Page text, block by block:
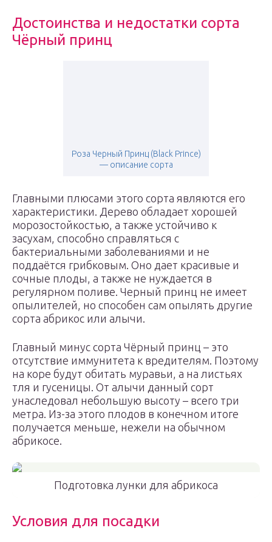
Достоинства и недостатки сорта
Чёрный принц
Роза Черный Принц (Black Prince)
— описание сорта
Главными плюсами этого сорта являются его
характеристики. Дерево обладает хорошей
морозостойкостью, а также устойчиво к
засухам, способно справляться с
бактериальными заболеваниями и не
поддаётся грибковым. Оно дает красивые и
сочные плоды, а также не нуждается в
регулярном поливе. Черный принц не имеет
опылителей, но способен сам опылять другие
сорта абрикос или алычи.
Главный минус сорта Чёрный принц – это
отсутствие иммунитета к вредителям. Поэтому
на коре будут обитать муравьи, а на листьях
тля и гусеницы. От алычи данный сорт
унаследовал небольшую высоту – всего три
метра. Из-за этого плодов в конечном итоге
получается меньше, нежели на обычном
абрикосе.
Подготовка лунки для абрикоса
Условия для посадки